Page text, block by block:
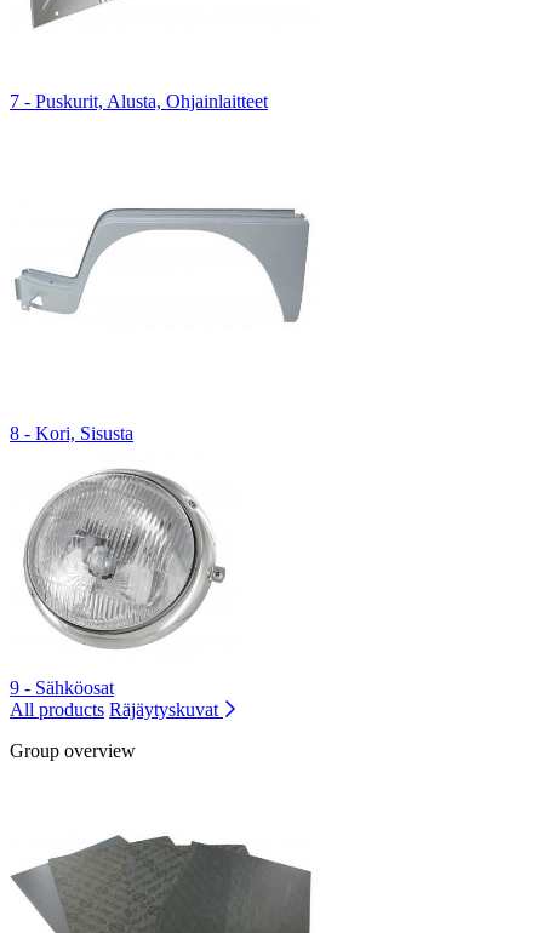
7 - Puskurit, Alusta, Ohjainlaitteet
8 - Kori, Sisusta
9 - Sähköosat
All products Räjäytyskuvat
Group overview